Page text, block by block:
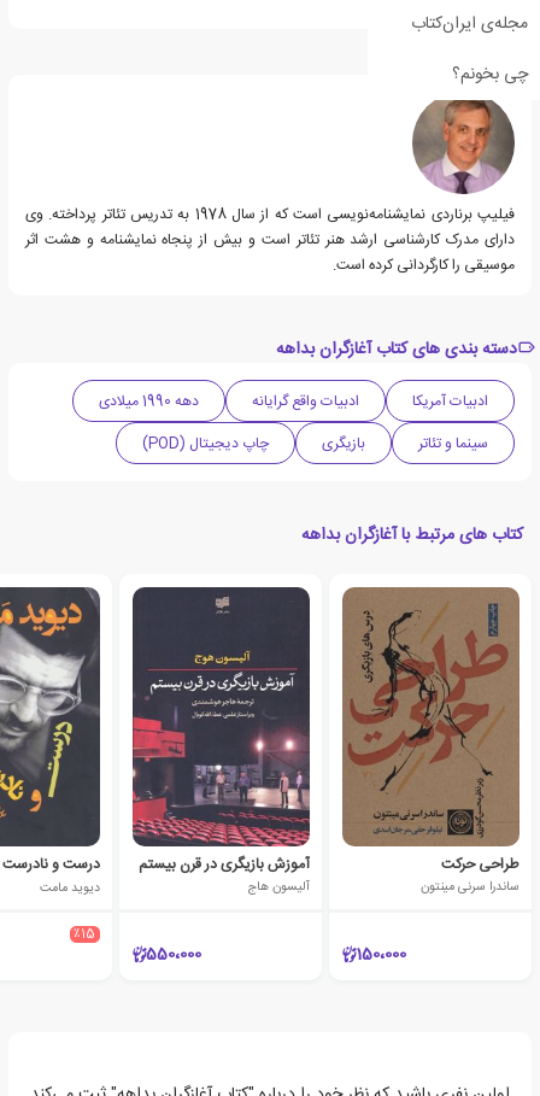
مجله‌ی ایران‌کتاب
چی بخونم؟
درباره فیلیپ برناردی
فیلیپ برناردی نمایشنامه‌نویسی است که از سال 1978 به تدریس تئاتر پرداخته. وی
دارای مدرک کارشناسی ارشد هنر تئاتر است و بیش از پنجاه نمایشنامه و هشت اثر
موسیقی را کارگردانی کرده است.
دسته بندی های کتاب آغازگران بداهه
ادبیات آمریکا ادبیات واقع گرایانه
دهه 1990 میلادی
سینما و تئاتر
بازیگری چاپ دیجیتال (POD)
کتاب های مرتبط با آغازگران بداهه
طراحی حرکت
ساندرا سرنی مینتون
150،000
آموزش بازیگری در قرن بیستم
آلیسون هاج
550،000
درست و نادرست
دیوید مامت
٪15